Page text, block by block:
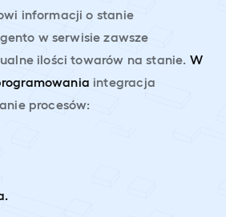
informacji o stanie
w serwisie zawsze
ilości towarów na stanie. W
integracja
procesów: